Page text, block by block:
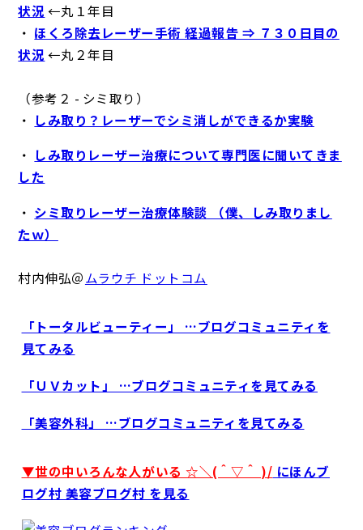
状況 ←丸１年目
・ ほくろ除去レーザー手術 経過報告 ⇒ ７３０日目の
状況 ←丸２年目
（参考２ - シミ取り）
・ しみ取り？レーザーでシミ消しができるか実験
・ しみ取りレーザー治療について専門医に聞いてきま
した
・ シミ取りレーザー治療体験談 （僕、しみ取りまし
たｗ）
村内伸弘＠ムラウチ ドットコム
「トータルビューティー」 …ブログコミュニティを
見てみる
「ＵＶカット」 …ブログコミュニティを見てみる
「美容外科」 …ブログコミュニティを見てみる
▼世の中いろんな人がいる ☆＼(＾▽＾ )/ にほんブ
ログ村 美容ブログ村 を見る